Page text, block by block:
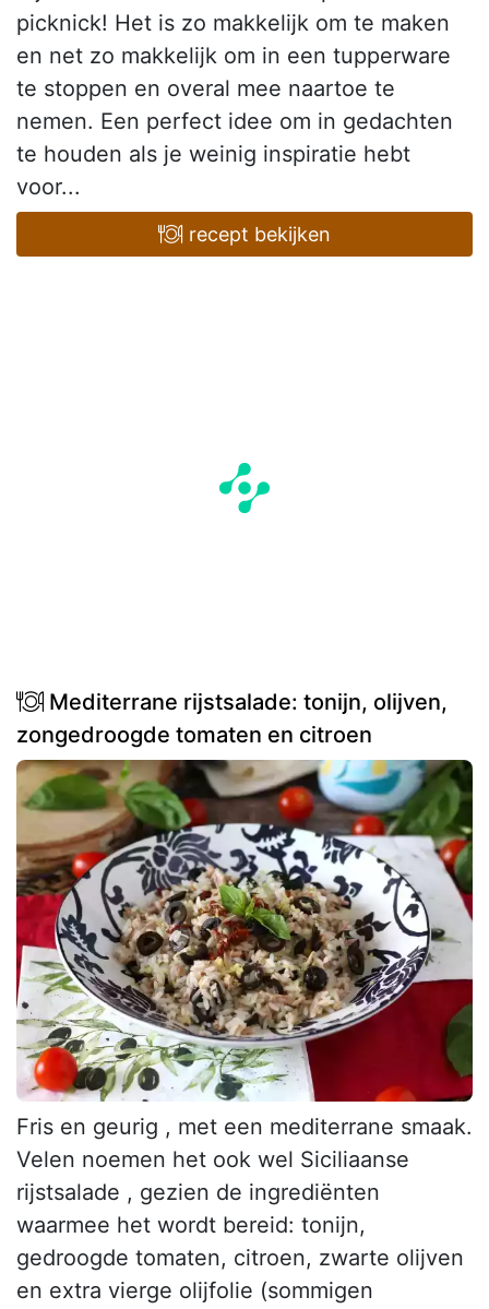
picknick! Het is zo makkelijk om te maken
en net zo makkelijk om in een tupperware
te stoppen en overal mee naartoe te
nemen. Een perfect idee om in gedachten
te houden als je weinig inspiratie hebt
voor...
recept bekijken
Mediterrane rijstsalade: tonijn, olijven,
zongedroogde tomaten en citroen
Fris en geurig , met een mediterrane smaak.
Velen noemen het ook wel Siciliaanse
rijstsalade , gezien de ingrediënten
waarmee het wordt bereid: tonijn,
gedroogde tomaten, citroen, zwarte olijven
en extra vierge olijfolie (sommigen